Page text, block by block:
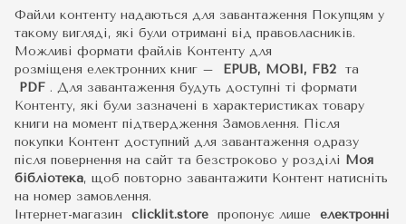
Файли контенту надаються для завантаження Покупцям у
такому вигляді, які були отримані від правовласників.
Можливі формати файлів Контенту для
розміщеня електронних книг –
EPUB, MOBI, FB2 та
PDF . Для завантаження будуть доступні ті формати
Контенту, які були зазначені в характеристиках товару
книги на момент підтвердження Замовлення. Після
покупки Контент доступний для завантаження одразу
після повернення на сайт та безстроково у розділі Моя
бібліотека, щоб повторно завантажити Контент натисніть
на номер замовлення.
Інтернет-магазин clicklit.store пропонує лише електронні